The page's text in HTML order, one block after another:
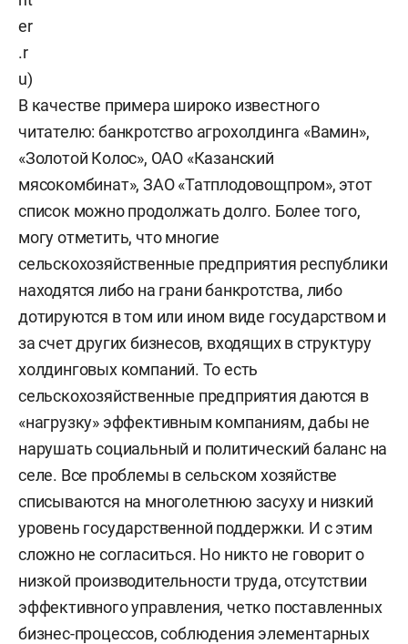
er
.r
u)
В качестве примера широко известного
читателю: банкротство агрохолдинга «Вамин»,
«Золотой Колос», ОАО «Казанский
мясокомбинат», ЗАО «Татплодовощпром», этот
список можно продолжать долго. Более того,
могу отметить, что многие
сельскохозяйственные предприятия республики
находятся либо на грани банкротства, либо
дотируются в том или ином виде государством и
за счет других бизнесов, входящих в структуру
холдинговых компаний. То есть
сельскохозяйственные предприятия даются в
«нагрузку» эффективным компаниям, дабы не
нарушать социальный и политический баланс на
селе. Все проблемы в сельском хозяйстве
списываются на многолетнюю засуху и низкий
уровень государственной поддержки. И с этим
сложно не согласиться. Но никто не говорит о
низкой производительности труда, отсутствии
эффективного управления, четко поставленных
бизнес-процессов, соблюдения элементарных